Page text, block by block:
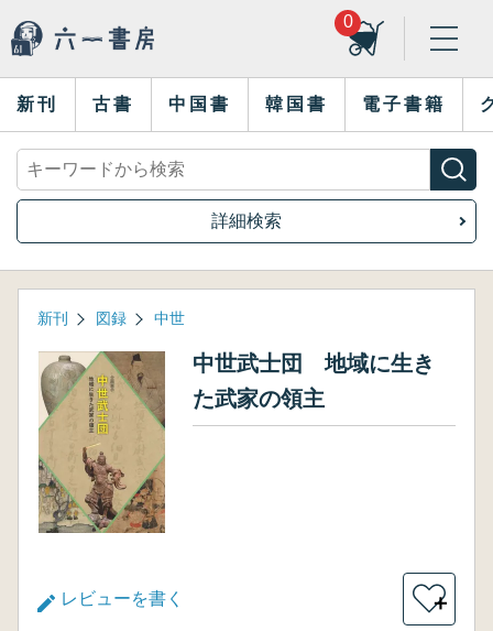
0
新刊 古書 中国書 韓国書 電子書籍
詳細検索
新刊 図録 中世
中世武士団 地域に生き
た武家の領主
レビューを書く ＋